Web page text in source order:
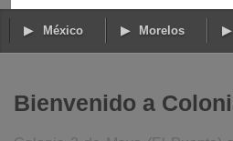
México Morelos
Bienvenido a